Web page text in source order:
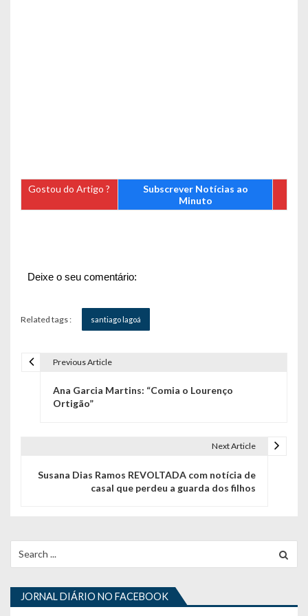
Gostou do Artigo ?
Subscrever Notícias ao
Minuto
Deixe o seu comentário:
Related tags : santiago lagoá
ã
o
d
Previous Article
Ana Garcia Martins: “Comia o Lourenço
Ortigão”
Next Article
Susana Dias Ramos REVOLTADA com notícia de
casal que perdeu a guarda dos filhos
for:
JORNAL DIÁRIO NO FACEBOOK